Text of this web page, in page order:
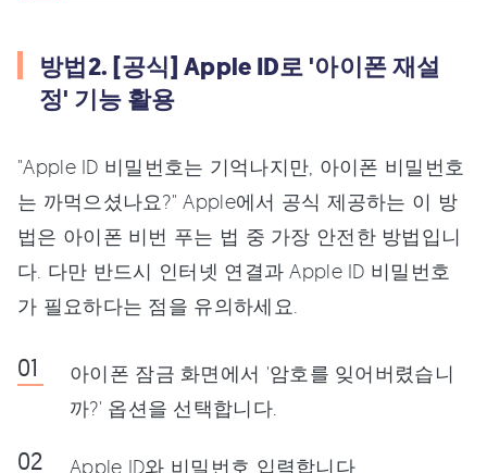
방법2. [공식] Apple ID로 '아이폰 재설
정' 기능 활용
"Apple ID 비밀번호는 기억나지만, 아이폰 비밀번호
는 까먹으셨나요?" Apple에서 공식 제공하는 이 방
법은 아이폰 비번 푸는 법 중 가장 안전한 방법입니
다. 다만 반드시 인터넷 연결과 Apple ID 비밀번호
가 필요하다는 점을 유의하세요.
아이폰 잠금 화면에서 '암호를 잊어버렸습니
까?' 옵션을 선택합니다.
Apple ID와 비밀번호 입력합니다.